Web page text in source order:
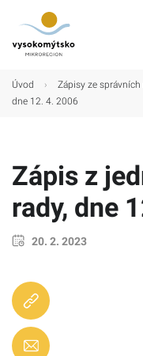
Úvod › Zápisy ze správních
dne 12. 4. 2006
Zápis z
rady, dne
20. 2. 2023
Úvod
Turistické cíle
Kultura
Kontakt